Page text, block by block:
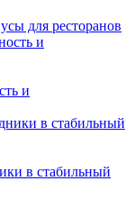
для ресторанов
и
в стабильный